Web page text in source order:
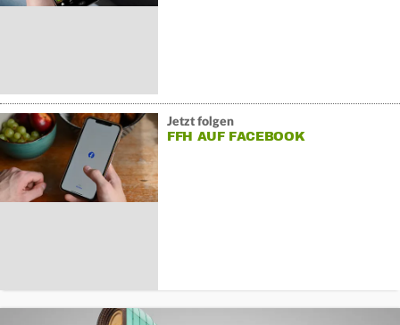
Jetzt folgen
FFH AUF FACEBOOK